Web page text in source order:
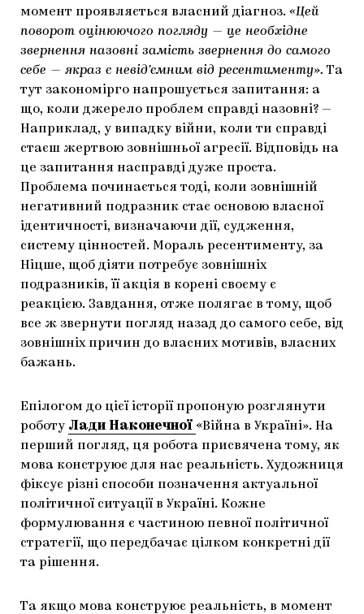
момент проявляється власний діагноз. «Цей
поворот оцінюючого погляду — це необхідне
звернення назовні замість звернення до самого
себе — якраз є невід’ємним від ресентименту». Та
тут закономірго напрошується запитання: а
що, коли джерело проблем справді назовні? —
Наприклад, у випадку війни, коли ти справді
стаєш жертвою зовнішньої агресії. Відповідь на
це запитання насправді дуже проста.
Проблема починається тоді, коли зовнішній
негативний подразник стає основою власної
ідентичності, визначаючи дії, судження,
систему цінностей. Мораль ресентименту, за
Ніцше, щоб діяти потребує зовнішніх
подразників, її акція в корені своєму є
реакцією. Завдання, отже полягає в тому, щоб
все ж звернути погляд назад до самого себе, від
зовнішніх причин до власних мотивів, власних
бажань.
Епілогом до цієї історії пропоную розглянути
роботу Лади Наконечної «Війна в Україні». На
перший погляд, ця робота присвячена тому, як
мова конструює для нас реальність. Художниця
фіксує різні способи позначення актуальної
політичної ситуації в Україні. Кожне
формулювання є частиною певної політичної
стратегії, що передбачає цілком конкретні дії
та рішення.
Та якщо мова конструює реальність, в момент